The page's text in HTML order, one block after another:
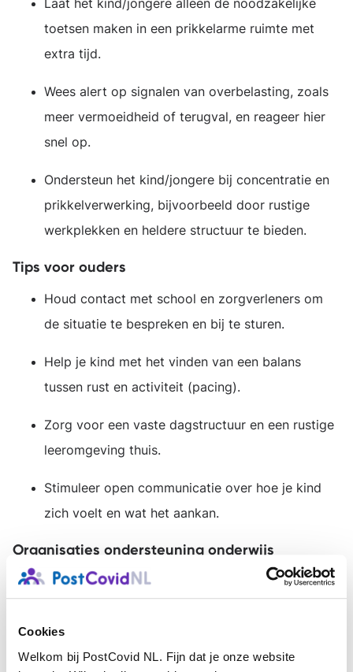
Cookies
Welkom bij PostCovid NL. Fijn dat je onze website
Laat het kind/jongere alleen de noodzakelijke
toetsen maken in een prikkelarme ruimte met
extra tijd.
Wees alert op signalen van overbelasting, zoals
meer vermoeidheid of terugval, en reageer hier
snel op.
Ondersteun het kind/jongere bij concentratie en
prikkelverwerking, bijvoorbeeld door rustige
werkplekken en heldere structuur te bieden.
Tips voor ouders
Houd contact met school en zorgverleners om
de situatie te bespreken en bij te sturen.
Help je kind met het vinden van een balans
tussen rust en activiteit (pacing).
Zorg voor een vaste dagstructuur en een rustige
leeromgeving thuis.
Stimuleer open communicatie over hoe je kind
zich voelt en wat het aankan.
Organisaties ondersteuning onderwijs
Hieronder vind je verschillende organisaties die zich
van leerlingen en hun ouders en studenten.